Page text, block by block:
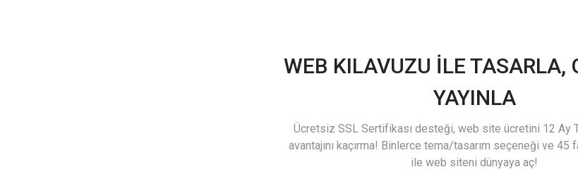
WEB KILAVUZU İLE TASARLA,
YAYINLA
Ücretsiz SSL Sertifikası desteği, web site ücretini 12 Ay
avantajını kaçırma! Binlerce tema/tasarım seçeneği ve 45
ile web siteni dünyaya aç!